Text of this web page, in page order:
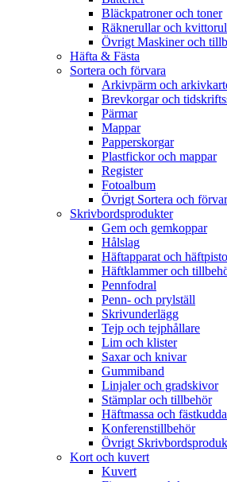
Bläckpatroner och toner
Räknerullar och
Övrigt Maskiner och
Häfta & Fästa
Sortera och förvara
Arkivpärm och
Brevkorgar och
Pärmar
Mappar
Papperskorgar
Plastfickor och mappar
Register
Fotoalbum
Övrigt Sortera och
Skrivbordsprodukter
Gem och gemkoppar
Hålslag
Häftapparat och
Häftklammer och
Pennfodral
Penn- och prylställ
Skrivunderlägg
Tejp och tejphållare
Lim och klister
Saxar och knivar
Gummiband
Linjaler och gradskivor
Stämplar och tillbehör
Häftmassa och
Konferenstillbehör
Övrigt
Kort och kuvert
Kuvert